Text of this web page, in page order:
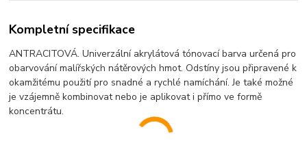
Kompletní specifikace
ANTRACITOVÁ. Univerzální akrylátová tónovací barva určená pro
obarvování malířských nátěrových hmot. Odstíny jsou připravené k
okamžitému použití pro snadné a rychlé namíchání. Je také možné
je vzájemně kombinovat nebo je aplikovat i přímo ve formě
koncentrátu.